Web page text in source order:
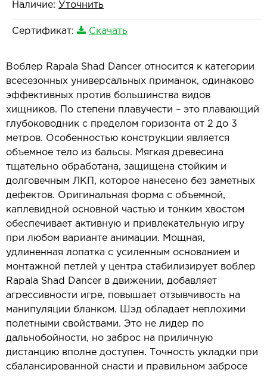
Наличие: Уточнить
Сертификат: Скачать
Воблер Rapala Shad Dancer относится к категории
всесезонных универсальных приманок, одинаково
эффективных против большинства видов
хищников. По степени плавучести – это плавающий
глубоководник с пределом горизонта от 2 до 3
метров. Особенностью конструкции является
объемное тело из бальсы. Мягкая древесина
тщательно обработана, защищена стойким и
долговечным ЛКП, которое нанесено без заметных
дефектов. Оригинальная форма с объемной,
каплевидной основной частью и тонким хвостом
обеспечивает активную и привлекательную игру
при любом варианте анимации. Мощная,
удлиненная лопатка с усиленным основанием и
монтажной петлей у центра стабилизирует воблер
Rapala Shad Dancer в движении, добавляет
агрессивности игре, повышает отзывчивость на
манипуляции бланком. Шэд обладает неплохими
полетными свойствами. Это не лидер по
дальнобойности, но заброс на приличную
дистанцию вполне доступен. Точность укладки при
сбалансированной снасти и правильном забросе